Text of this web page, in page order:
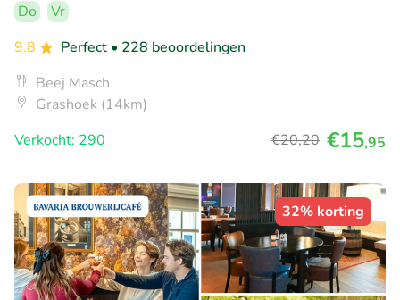
Do
Vr
9.8
Perfect • 228 beoordelingen
Beej Masch
Grashoek (14km)
Verkocht: 290
€20,20 €15,95
32% korting